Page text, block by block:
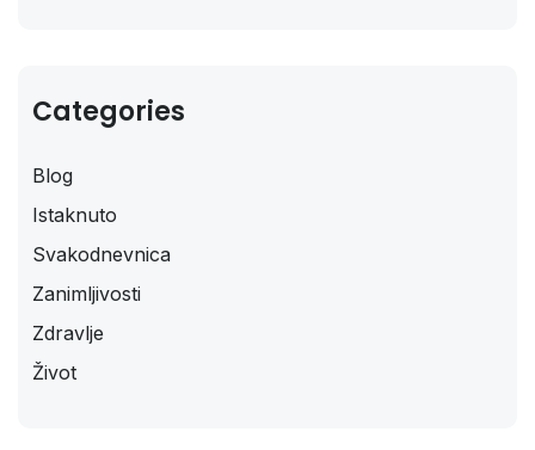
Categories
Blog
Istaknuto
Svakodnevnica
Zanimljivosti
Zdravlje
Život